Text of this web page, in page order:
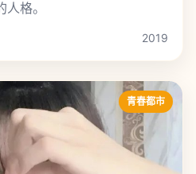
格。
2019
青春都市